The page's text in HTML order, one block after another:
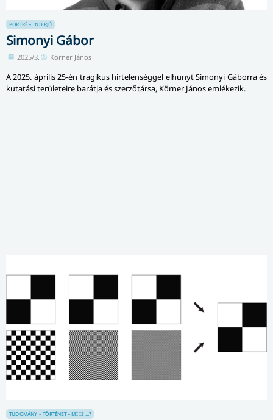
PORTRÉ – INTERJÚ
Simonyi Gábor
2025/3. Körner János
A 2025. április 25-én tragikus hir­te­len­ség­gel elhunyt Simonyi Gáborra és
kutatási területeire barátja és szerzőtársa, Körner János emlékezik.
TUDOMÁNY – TÖRTÉNET – MI IS ...?